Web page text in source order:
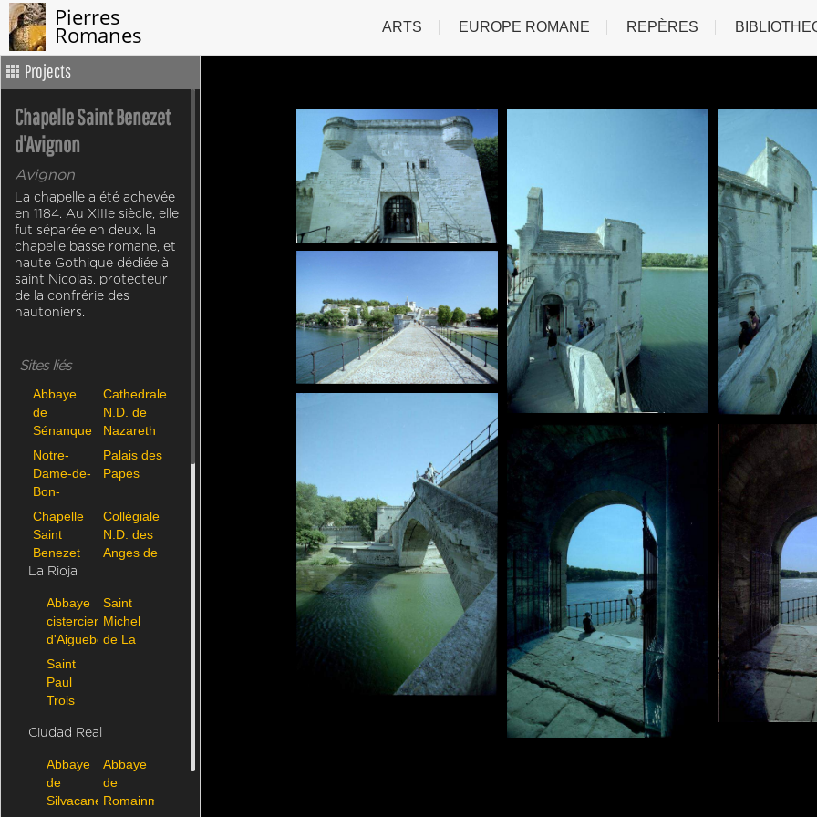
Pierres
Romanes ARTS EUROPE ROMANE REPÈRES
Projects
Chapelle Saint Benezet
d'Avignon
Avignon
La chapelle a été achevée
en 1184. Au XIIIe siècle, elle
fut séparée en deux, la
chapelle basse romane, et
haute Gothique dédiée à
saint Nicolas, protecteur
de la confrérie des
nautoniers.
Sites liés
Abbaye
de
Sénanque
Cathedrale
N.D. de
Nazareth
de Vaison
la
Romaine
Notre-
Dame-de-
Bon-
Repos de
Montfavet
Palais des
Papes
Chapelle
Saint
Benezet
d'Avignon
Collégiale
N.D. des
Anges de
La Rioja
Abbaye
cistercienne
d'Aiguebelle
Saint
Michel
de La
Saint
Paul
Trois
Ciudad Real
Abbaye
de
Silvacane
Abbaye
de
Romainmotier